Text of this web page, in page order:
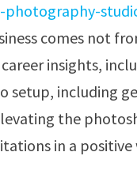
comes not
insights,
setup, including
the
in a positive